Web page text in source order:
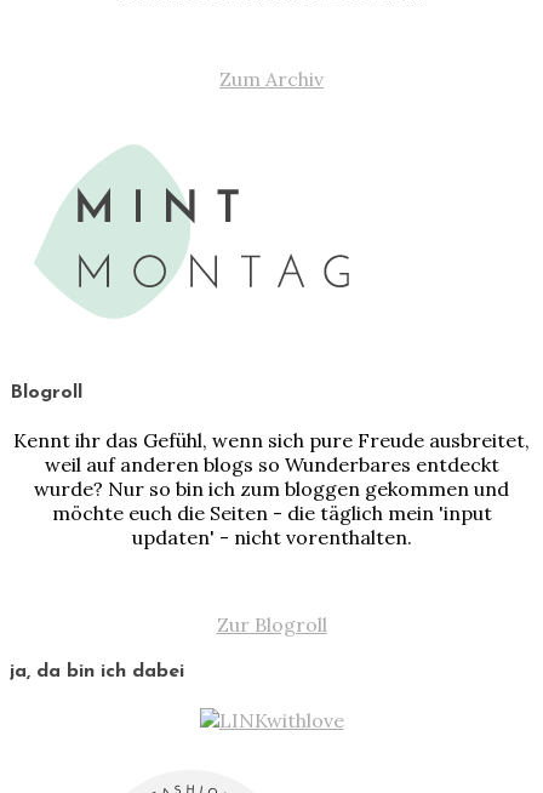
Zum Archiv
Blogroll
Kennt ihr das Gefühl, wenn sich pure Freude ausbreitet,
weil auf anderen blogs so Wunderbares entdeckt
wurde? Nur so bin ich zum bloggen gekommen und
möchte euch die Seiten - die täglich mein 'input
updaten' - nicht vorenthalten.
Zur Blogroll
ja, da bin ich dabei